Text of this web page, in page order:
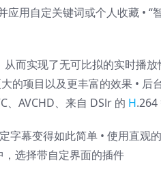
用自定关键词或个人收藏 • “
而实现了无可比拟的实时播
的项目以及更丰富的效果 • 后
、AVCHD、来自 DSlr 的 H.264
幕变得如此简单 • 使用直观的
选择带自定界面的插件